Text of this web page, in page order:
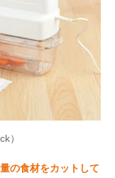
）
の食材をカットして